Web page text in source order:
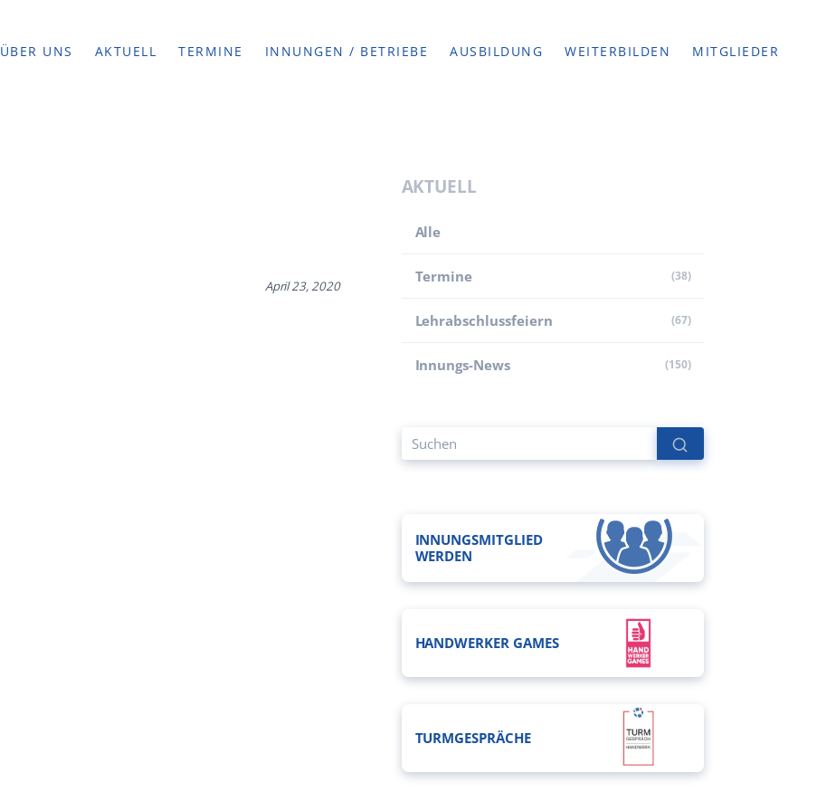
ÜBER UNS AKTUELL TERMINE INNUNGEN / BETRIEBE AUSBILDUNG WEITERBILDEN MITGLIEDER
April 23, 2020
AKTUELL
Alle
Termine (38)
Lehr­abschluss­feiern (67)
Innungs-News (150)
INNUNGSMITGLIED
WERDEN
HANDWERKER GAMES
TURMGESPRÄCHE